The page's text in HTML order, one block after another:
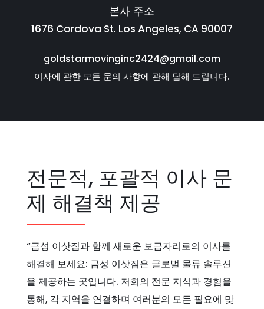
본사 주소
1676 Cordova St. Los Angeles, CA 90007
goldstarmovinginc2424@gmail.com
이사에 관한 모든 문의 사항에 관해 답해 드립니다.
전문적, 포괄적 이사 문
제 해결책 제공
“금성 이삿짐과 함께 새로운 보금자리로의 이사를
해결해 보세요: 금성 이삿짐은 글로벌 물류 솔루션
을 제공하는 곳입니다. 저희의 전문 지식과 경험을
통해, 각 지역을 연결하며 여러분의 모든 필요에 맞